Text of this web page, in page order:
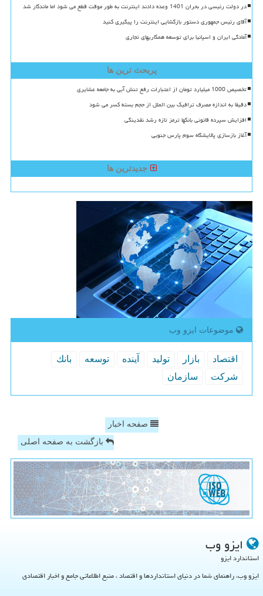
در دولت رئیسی در بحران 1401 وعده دادند اینترنت به طور موقت قطع می شود اما ماندگار شد
آقای رئیس جمهوری دستور بازگشایی اینترنت را پیگیری کنید
آمادگی ایران و اسپانیا برای توسعه همکاریهای تجاری
پربحث ترین ها
تخصیص 1000 میلیارد تومان از اعتبارات رفع تنش آبی به جامعه عشایری
دقیقا به اندازه مصرف ترافیک بین الملل از حجم بسته کسر می شود
افزایش سپرده قانونی بانکها ترمز تازه رشد نقدینگی
آغاز بازسازی پالایشگاه سوم پارس جنوبی
جدیدترین ها
موضوعات ایزو وب
اقتصاد بازار تولید آینده توسعه
بانك
شركت
سازمان
صفحه اخبار
بازگشت به صفحه اصلی
ایزو وب
استاندارد ایزو
ایزو وب، راهنمای شما در دنیای استانداردها و اقتصاد ، منبع اطلاعاتی جامع و اخبار اقتصادی